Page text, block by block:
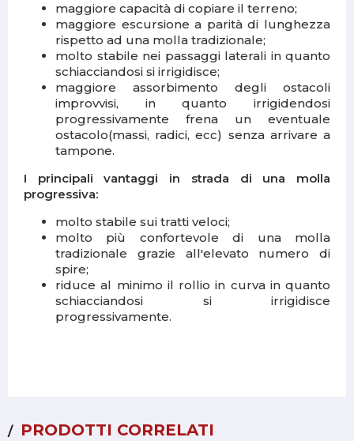
maggiore capacità di copiare il terreno;
maggiore escursione a parità di lunghezza
rispetto ad una molla tradizionale;
molto stabile nei passaggi laterali in quanto
schiacciandosi si irrigidisce;
maggiore assorbimento degli ostacoli
improvvisi, in quanto irrigidendosi
progressivamente frena un eventuale
ostacolo(massi, radici, ecc) senza arrivare a
tampone.
I principali vantaggi in strada di una molla
progressiva:
molto stabile sui tratti veloci;
molto più confortevole di una molla
tradizionale grazie all'elevato numero di
spire;
riduce al minimo il rollio in curva in quanto
schiacciandosi si irrigidisce
progressivamente.
PRODOTTI CORRELATI